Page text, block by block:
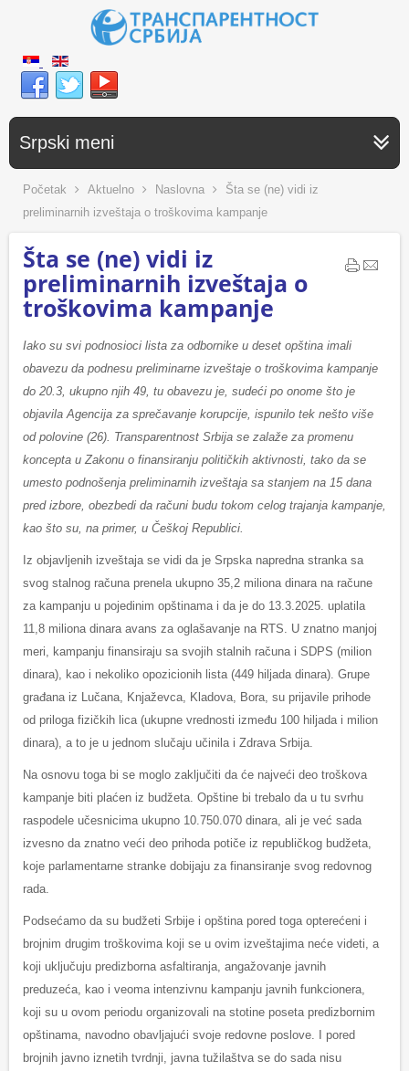
Srpski meni
Početak Aktuelno Naslovna
Šta se (ne) vidi iz
preliminarnih izveštaja o troškovima kampanje
Šta se (ne) vidi iz
preliminarnih izveštaja o
troškovima kampanje
Iako su svi podnosioci lista za odbornike u deset opština imali
obavezu da podnesu preliminarne izveštaje o troškovima kampanje
do 20.3, ukupno njih 49, tu obavezu je, sudeći po onome što je
objavila Agencija za sprečavanje korupcije, ispunilo tek nešto više
od polovine (26). Transparentnost Srbija se zalaže za promenu
koncepta u Zakonu o finansiranju političkih aktivnosti, tako da se
umesto podnošenja preliminarnih izveštaja sa stanjem na 15 dana
pred izbore, obezbedi da računi budu tokom celog trajanja kampanje,
kao što su, na primer, u Češkoj Republici.
Iz objavljenih izveštaja se vidi da je Srpska napredna stranka sa
svog stalnog računa prenela ukupno 35,2 miliona dinara na račune
za kampanju u pojedinim opštinama i da je do 13.3.2025. uplatila
11,8 miliona dinara avans za oglašavanje na RTS. U znatno manjoj
meri, kampanju finansiraju sa svojih stalnih računa i SDPS (milion
dinara), kao i nekoliko opozicionih lista (449 hiljada dinara). Grupe
građana iz Lučana, Knjaževca, Kladova, Bora, su prijavile prihode
od priloga fizičkih lica (ukupne vrednosti između 100 hiljada i milion
dinara), a to je u jednom slučaju učinila i Zdrava Srbija.
Na osnovu toga bi se moglo zaključiti da će najveći deo troškova
kampanje biti plaćen iz budžeta. Opštine bi trebalo da u tu svrhu
raspodele učesnicima ukupno 10.750.070 dinara, ali je već sada
izvesno da znatno veći deo prihoda potiče iz republičkog budžeta,
koje parlamentarne stranke dobijaju za finansiranje svog redovnog
rada.
Podsećamo da su budžeti Srbije i opština pored toga opterećeni i
brojnim drugim troškovima koji se u ovim izveštajima neće videti, a
koji uključuju predizborna asfaltiranja, angažovanje javnih
preduzeća, kao i veoma intenzivnu kampanju javnih funkcionera,
koji su u ovom periodu organizovali na stotine poseta predizbornim
opštinama, navodno obavljajući svoje redovne poslove. I pored
brojnih javno iznetih tvrdnji, javna tužilaštva se do sada nisu